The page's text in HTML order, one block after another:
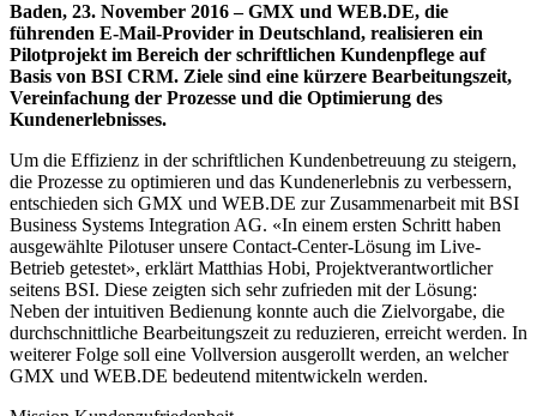
Baden, 23. November 2016 – GMX und WEB.DE, die
führenden E-Mail-Provider in Deutschland, realisieren ein
Pilotprojekt im Bereich der schriftlichen Kundenpflege auf
Basis von BSI CRM. Ziele sind eine kürzere Bearbeitungszeit,
Vereinfachung der Prozesse und die Optimierung des
Kundenerlebnisses.
Um die Effizienz in der schriftlichen Kundenbetreuung zu steigern,
die Prozesse zu optimieren und das Kundenerlebnis zu verbessern,
entschieden sich GMX und WEB.DE zur Zusammenarbeit mit BSI
Business Systems Integration AG. «In einem ersten Schritt haben
ausgewählte Pilotuser unsere Contact-Center-Lösung im Live-
Betrieb getestet», erklärt Matthias Hobi, Projektverantwortlicher
seitens BSI. Diese zeigten sich sehr zufrieden mit der Lösung:
Neben der intuitiven Bedienung konnte auch die Zielvorgabe, die
durchschnittliche Bearbeitungszeit zu reduzieren, erreicht werden. In
weiterer Folge soll eine Vollversion ausgerollt werden, an welcher
GMX und WEB.DE bedeutend mitentwickeln werden.